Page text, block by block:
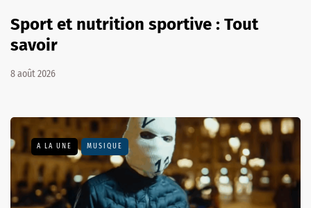
Sport et nutrition sportive : Tout
savoir
8 août 2026
A LA UNE MUSIQUE